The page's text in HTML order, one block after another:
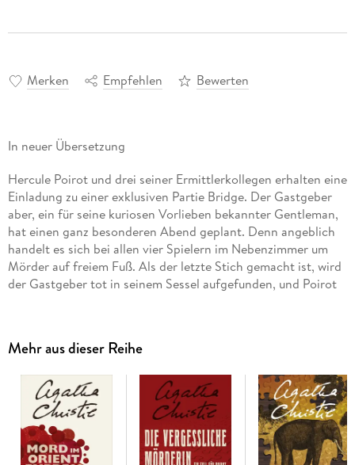
Merken Empfehlen Bewerten
In neuer Übersetzung
Hercule Poirot und drei seiner Ermittlerkollegen erhalten eine
Einladung zu einer exklusiven Partie Bridge. Der Gastgeber
aber, ein für seine kuriosen Vorlieben bekannter Gentleman,
hat einen ganz besonderen Abend geplant. Denn angeblich
handelt es sich bei allen vier Spielern im Nebenzimmer um
Mörder auf freiem Fuß. Als der letzte Stich gemacht ist, wird
der Gastgeber tot in seinem Sessel aufgefunden, und Poirot
Inhaltsverzeichnis
Cover
Titelseite
Vorwort
1 Mr Shaitana
2 Ein Abendessen bei Mr Shaitana
3 Eine Partie Bridge
Mehr aus dieser Reihe